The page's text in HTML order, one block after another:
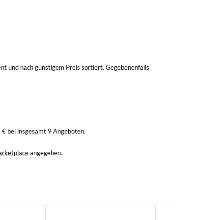
und nach günstigem Preis sortiert. Gegebenenfalls
bei insgesamt 9 Angeboten.
angegeben.